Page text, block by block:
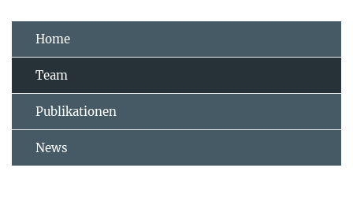
Home
Team
Publikationen
News